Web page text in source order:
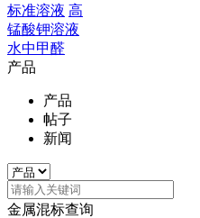
标准溶液 高
锰酸钾溶液
水中甲醛
产品
产品
帖子
新闻
金属混标查询